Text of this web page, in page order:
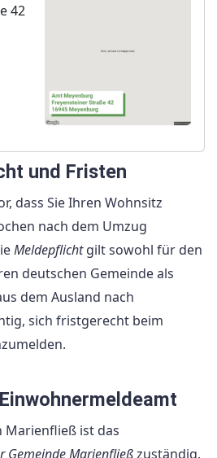
42
und Fristen
dass Sie Ihren Wohnsitz
nach dem Umzug
Meldepflichtgilt sowohl für den
deutschen Gemeinde als
dem Ausland nach
sich fristgerecht beim
Marienfließ ist das
Gemeinde Marienfließzuständig.